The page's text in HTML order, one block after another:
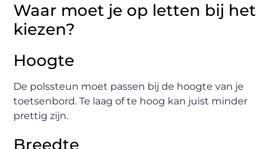
Waar moet je op letten bij het
kiezen?
Hoogte
De polssteun moet passen bij de hoogte van je
toetsenbord. Te laag of te hoog kan juist minder
prettig zijn.
Breedte